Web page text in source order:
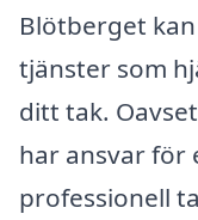
Blötberget
tjänster som
ditt tak.
har ansvar för
professionell